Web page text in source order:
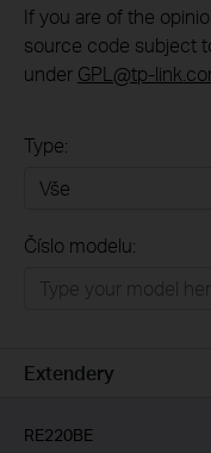
If you are of the
source code subject
under GPL@tp-
Type:
Business
Číslo modelu:
Extendery
RE220BE